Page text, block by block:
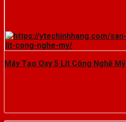
Máy Tạo Oxy 5 Lít Công Nghệ Mỹ